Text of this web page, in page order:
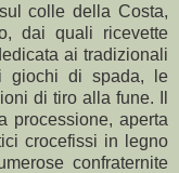
colle della Costa,
dai quali ricevette
ai tradizionali
giochi di spada, le
di tiro alla fune. Il
processione, aperta
crocefissi in legno
confraternite